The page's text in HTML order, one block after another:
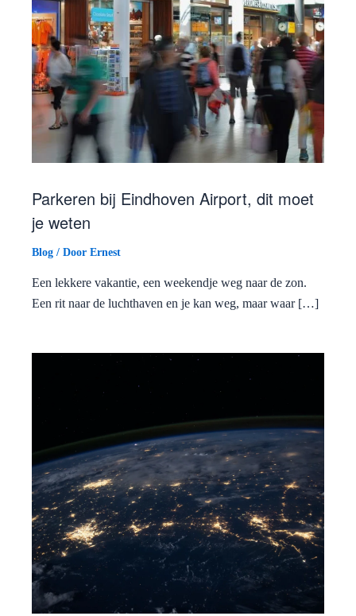
Parkeren bij Eindhoven Airport, dit moet
je weten
Blog / Door Ernest
Een lekkere vakantie, een weekendje weg naar de zon.
Een rit naar de luchthaven en je kan weg, maar waar […]